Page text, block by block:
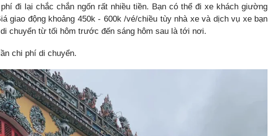
đi lại chắc chắn ngốn rất nhiều tiền. Bạn có thể đi xe khách giường
giao động khoảng 450k - 600k /vé/chiều tùy nhà xe và dịch vụ xe bạn
chuyển từ tối hôm trước đến sáng hôm sau là tới nơi.
chi phí di chuyển.